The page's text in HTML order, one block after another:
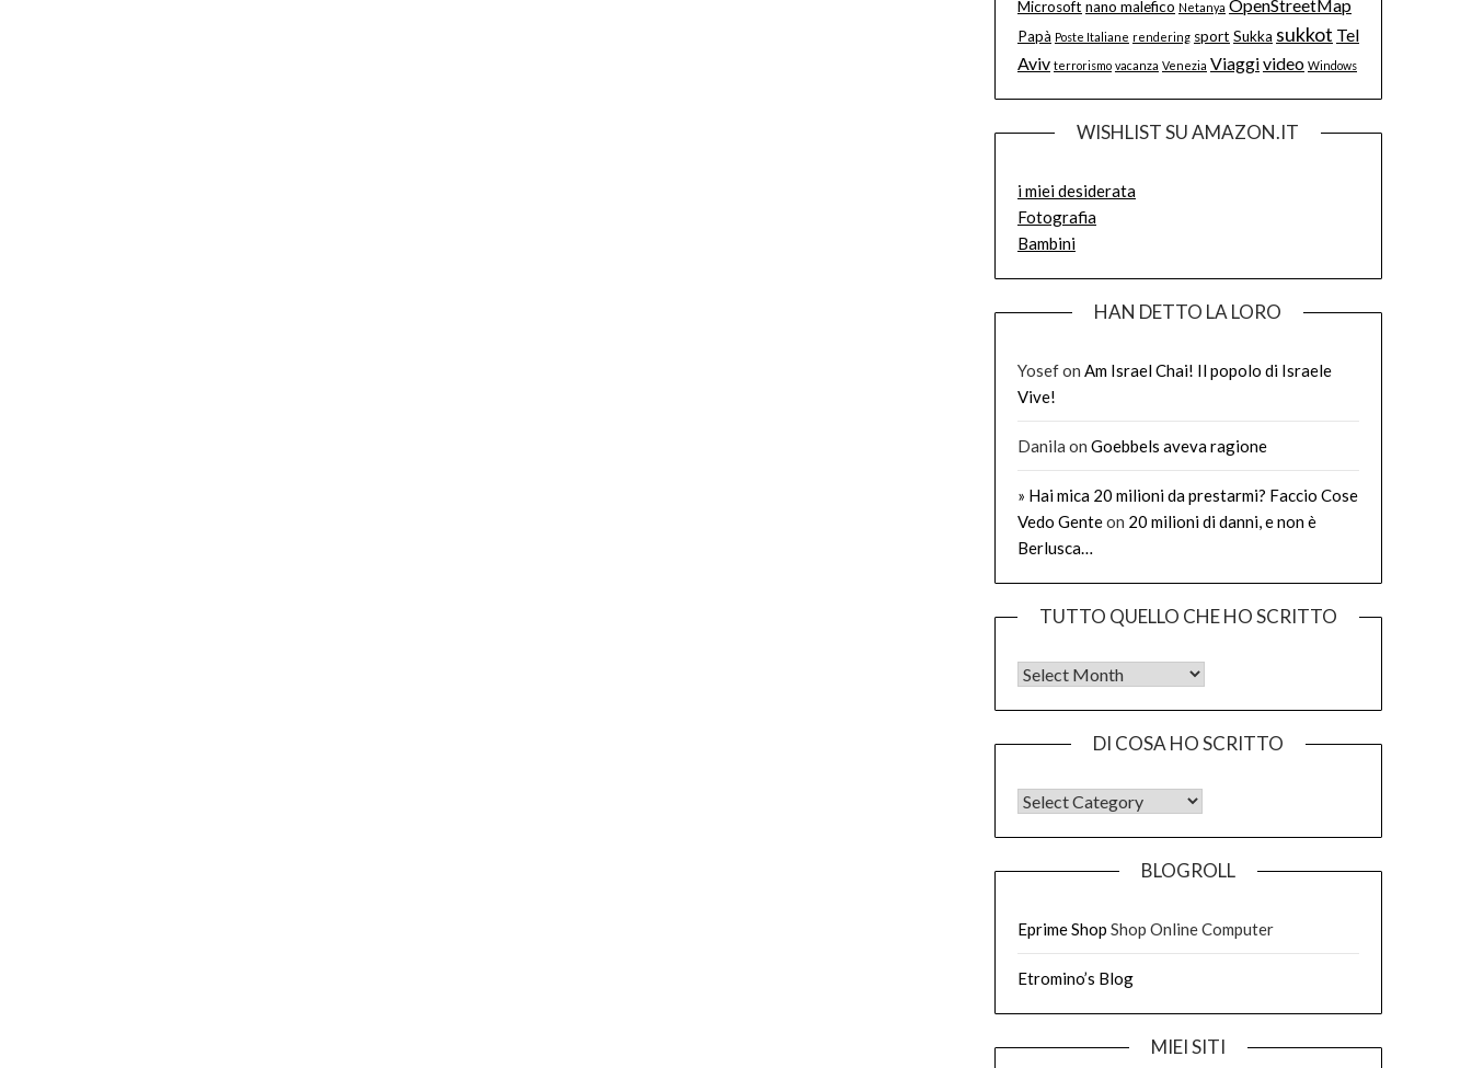
Microsoft nano malefico Netanya OpenStreetMap
Papà Poste Italiane rendering sport Sukka sukkot Tel
Aviv terrorismo vacanza Venezia Viaggivideo Windows
WISHLIST SU AMAZON.IT
i miei desiderata
Fotografia
Bambini
HAN DETTO LA LORO
Yosefon Am Israel Chai! Il popolo di Israele
Vive!
Danila on Goebbels aveva ragione
» Hai mica 20 milioni da prestarmi? Faccio Cose
Vedo Genteon 20 milioni di danni, e non è
Berlusca…
TUTTO QUELLO CHE HO SCRITTO
Tutto quello che ho scritto
DI COSA HO SCRITTO
DI COSA HO SCRITTO
BLOGROLL
Eprime Shop Shop Online Computer
Etromino’s Blog
MIEI SITI